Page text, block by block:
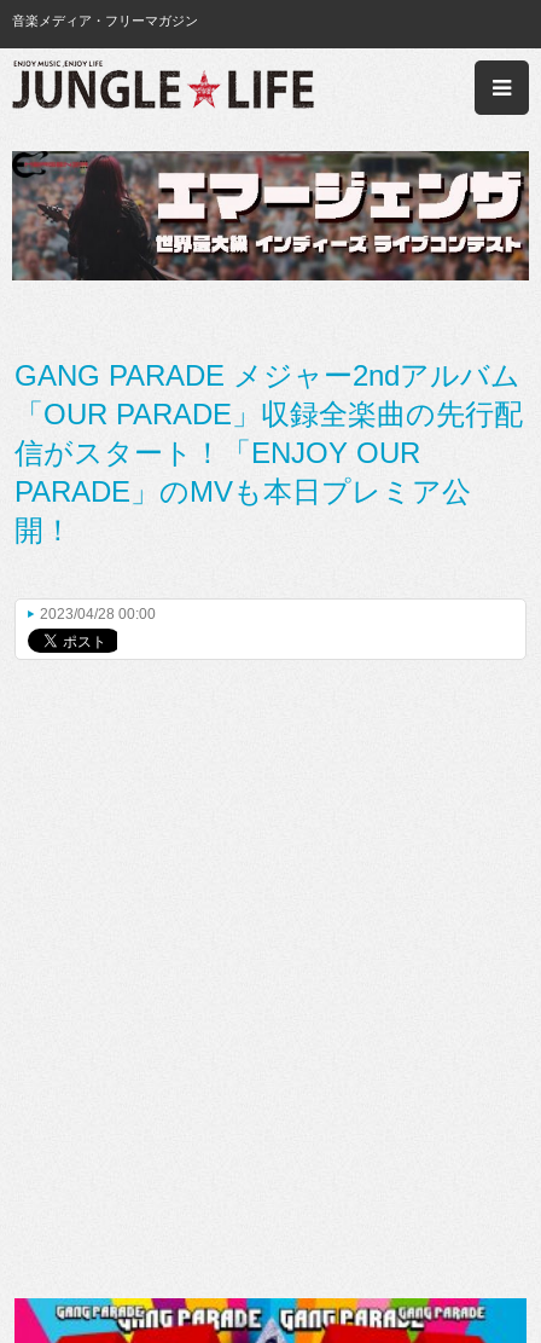
音楽メディア・フリーマガジン
GANG PARADE メジャー2ndアルバム
「OUR PARADE」収録全楽曲の先行配
信がスタート！「ENJOY OUR
PARADE」のMVも本日プレミア公
開！
2023/04/28 00:00